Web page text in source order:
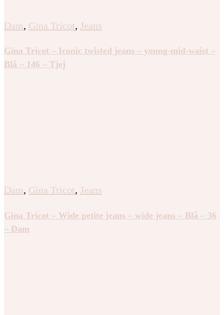
Dam, Gina Tricot, Jeans
Gina Tricot – Iconic twisted jeans – young-mid-waist –
Blå – 146 – Tjej
Dam, Gina Tricot, Jeans
Gina Tricot – Wide petite jeans – wide jeans – Blå – 36
– Dam